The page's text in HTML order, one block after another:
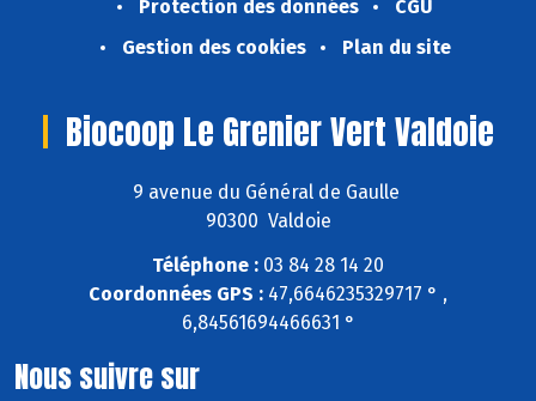
Protection des données
CGU
Gestion des cookies
Plan du site
Biocoop Le Grenier Vert Valdoie
9 avenue du Général de Gaulle
90300 Valdoie
Téléphone : 03 84 28 14 20
Coordonnées GPS : 47,6646235329717 ° ,
6,84561694466631 °
Nous suivre sur